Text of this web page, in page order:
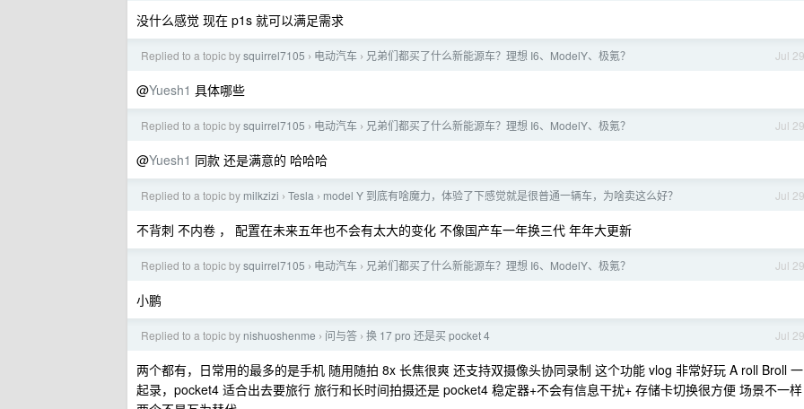
没什么感觉 现在 p1s 就可以满足需求
Jul 29
Replied to a topic bysquirrel7105 › 电动汽车 › 兄弟们都买了什么新能源车？理想 I6、ModelY、极氪？
@Yuesh1 具体哪些
Jul 29
Replied to a topic bysquirrel7105 › 电动汽车 › 兄弟们都买了什么新能源车？理想 I6、ModelY、极氪？
@Yuesh1 同款 还是满意的 哈哈哈
Jul 29
Replied to a topic by milkzizi › Tesla › model Y 到底有啥魔力，体验了下感觉就是很普通一辆车，为啥卖这么好？
不背刺 不内卷 ， 配置在未来五年也不会有太大的变化 不像国产车一年换三代 年年大更新
Jul 29
Replied to a topic bysquirrel7105 › 电动汽车 › 兄弟们都买了什么新能源车？理想 I6、ModelY、极氪？
小鹏
Jul 29
Replied to a topic by nishuoshenme › 问与答 › 换 17 pro 还是买 pocket 4
两个都有，日常用的最多的是手机 随用随拍 8x 长焦很爽 还支持双摄像头协同录制 这个功能 vlog 非常好玩 A roll Broll 一
起录，pocket4 适合出去要旅行 旅行和长时间拍摄还是 pocket4 稳定器+不会有信息干扰+ 存储卡切换很方便 场景不一样